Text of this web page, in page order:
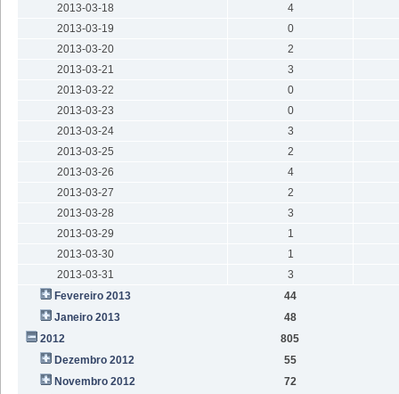
2013-03-18
4
2013-03-19
0
2013-03-20
2
2013-03-21
3
2013-03-22
0
2013-03-23
0
2013-03-24
3
2013-03-25
2
2013-03-26
4
2013-03-27
2
2013-03-28
3
2013-03-29
1
2013-03-30
1
2013-03-31
3
Fevereiro 2013
44
Janeiro 2013
48
2012
805
Dezembro 2012
55
Novembro 2012
72